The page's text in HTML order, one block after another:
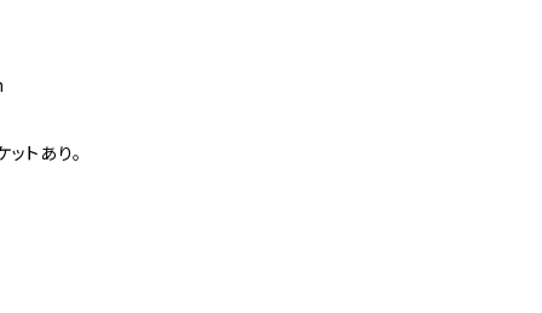
トあり。